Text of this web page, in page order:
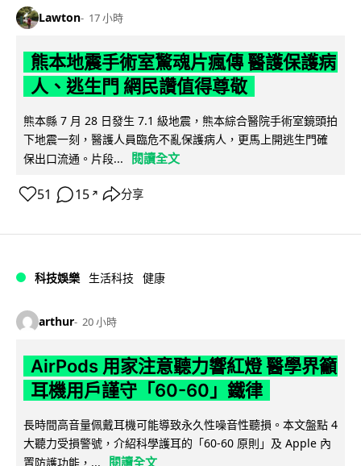
Lawton 17 小時
熊本地震手術室驚魂片瘋傳 醫護保護病
人、逃生門 網民讚值得尊敬
熊本縣 7 月 28 日發生 7.1 級地震，熊本綜合醫院手術室鏡頭拍
下地震一刻，醫護人員臨危不亂保護病人，更馬上開逃生門確
保出口流通。片段...
閱讀全文
51 15 ↗ 分享
科技娛樂 生活科技 健康
arthur 20 小時
AirPods 用家注意聽力響紅燈 醫學界籲
耳機用戶謹守「60-60」鐵律
長時間高音量佩戴耳機可能導致永久性噪音性聽損。本文盤點 4
大聽力受損警號，介紹科學護耳的「60-60 原則」及 Apple 內
置防護功能，...
閱讀全文